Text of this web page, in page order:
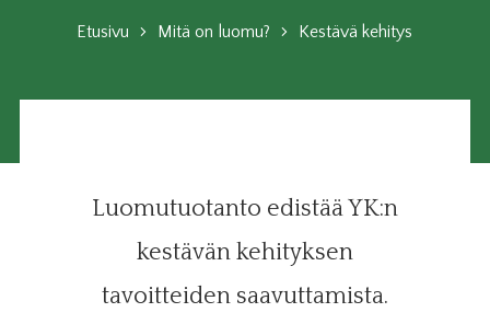
Etusivu Mitä on luomu? Kestävä kehitys
Luomutuotanto edistää YK:n
kestävän kehityksen
tavoitteiden saavuttamista.